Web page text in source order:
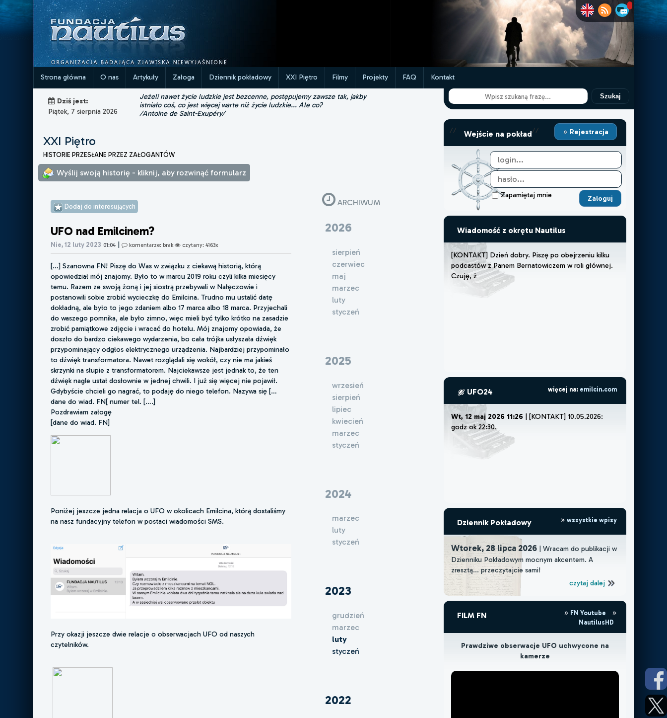
Strona główna O nas Artykuły Załoga Dziennik pokładowy XXI Piętro Filmy Projekty FAQ Kontakt
Dziś jest:
Piątek, 7 sierpnia 2026
Jeżeli nawet życie ludzkie jest bezcenne, postępujemy zawsze tak, jakby
istniało coś, co jest więcej warte niż życie ludzkie... Ale co?
/Antoine de Saint-Exupéry/
XXI Piętro
HISTORIE PRZESŁANE PRZEZ ZAŁOGANTÓW
Wyślij swoją historię - kliknij, aby rozwinąć formularz
Dodaj do interesujących
UFO nad Emilcinem?
Nie, 12 luty 2023 01:04 | komentarze: brak czytany: 4163x
[…] Szanowna FN! Piszę do Was w związku z ciekawą historią, którą
opowiedział mój znajomy. Było to w marcu 2019 roku czyli kilka miesięcy
temu. Razem ze swoją żoną i jej siostrą przebywali w Nałęczowie i
postanowili sobie zrobić wycieczkę do Emilcina. Trudno mu ustalić datę
dokładną, ale było to jego zdaniem albo 17 marca albo 18 marca. Przyjechali
do waszego pomnika, ale było zimno, więc mieli być tylko krótko na zasadzie
zrobić pamiątkowe zdjęcie i wracać do hotelu. Mój znajomy opowiada, że
doszło do bardzo ciekawego wydarzenia, bo cała trójka usłyszała dźwięk
przypominający odgłos elektrycznego urządzenia. Najbardziej przypominało
to dźwięk transformatora. Nawet rozglądali się wokół, czy nie ma jakieś
skrzynki na słupie z transformatorem. Najciekawsze jest jednak to, że ten
dźwięk nagle ustał dosłownie w jednej chwili. I już się więcej nie pojawił.
Gdybyście chcieli go nagrać, to podaję do niego telefon. Nazywa się […
dane do wiad. FN[ numer tel. [….]
Pozdrawiam załogę
[dane do wiad. FN]
Poniżej jeszcze jedna relacja o UFO w okolicach Emilcina, którą dostaliśmy
na nasz fundacyjny telefon w postaci wiadomości SMS.
Przy okazji jeszcze dwie relacje o obserwacjach UFO od naszych
czytelników.
ARCHIWUM
2026
sierpień
czerwiec
maj
marzec
luty
styczeń
2025
wrzesień
sierpień
lipiec
kwiecień
marzec
styczeń
2024
marzec
luty
styczeń
2023
grudzień
marzec
luty
styczeń
2022
Szukaj
// Wejście na pokład// Rejestracja
Zapamiętaj mnie
Wiadomość z okrętu Nautilus
[KONTAKT] Dzień dobry. Piszę po obejrzeniu kilku
podcastów z Panem Bernatowiczem w roli głównej.
Czuję, że muszę lub
UFO24 więcej na: emilcin.com
Wt, 12 maj 2026 11:26 | [KONTAKT] 10.05.2026:
godz ok 22:30.
Dziennik Pokładowy wszystkie wpisy
Wtorek, 28 lipca 2026| Wracam do publikacji w
Dzienniku Pokładowym mocnym akcentem. A
zresztą... przeczytajcie sami!
czytaj dalej
FILM FN
FN Youtube
NautilusHD
Prawdziwe obserwacje UFO uchwycone na
kamerze